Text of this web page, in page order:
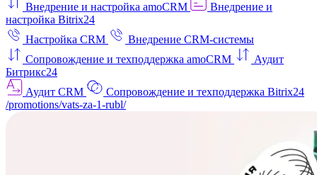
Внедрение и настройка amoCRM
Внедрение и
настройка Bitrix24
Настройка CRM
Внедрение CRM-системы
Сопровождение и техподдержка amoCRM
Аудит
Битрикс24
Аудит CRM
Сопровождение и техподдержка Bitrix24
/promotions/vats-za-1-rubl/